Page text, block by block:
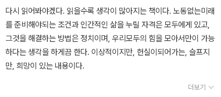
다시 읽어봐야겠다. 읽을수록 생각이 많아지는 책이다. 노동없는미래
를 준비해야되는 조건과 인간적인 삶을 누릴 자격은 모두에게 있고,
그것을 해결하는 방법은 정치이며, 우리모두의 힘을 모아서만이 가능
하다는 생각을 하게끔 한다. 이상적이지만, 헌실이되어가는, 슬프지
만, 희망이 있는 내용이다.
더보기